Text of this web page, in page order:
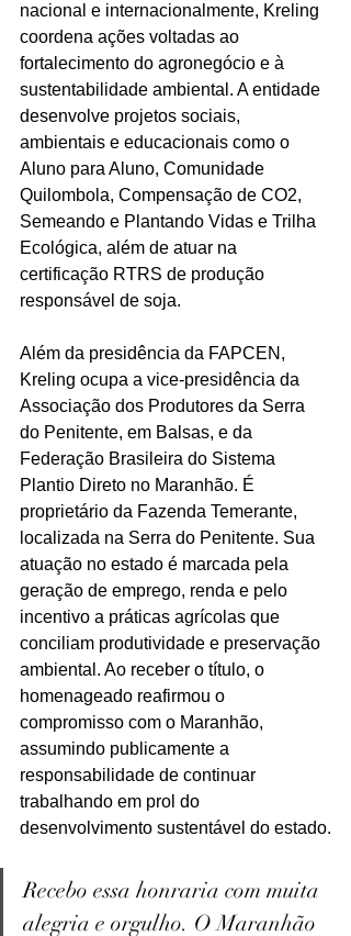
nacional e internacionalmente, Kreling
coordena ações voltadas ao
fortalecimento do agronegócio e à
sustentabilidade ambiental. A entidade
desenvolve projetos sociais,
ambientais e educacionais como o
Aluno para Aluno, Comunidade
Quilombola, Compensação de CO2,
Semeando e Plantando Vidas e Trilha
Ecológica, além de atuar na
certificação RTRS de produção
responsável de soja.
Além da presidência da FAPCEN,
Kreling ocupa a vice-presidência da
Associação dos Produtores da Serra
do Penitente, em Balsas, e da
Federação Brasileira do Sistema
Plantio Direto no Maranhão. É
proprietário da Fazenda Temerante,
localizada na Serra do Penitente. Sua
atuação no estado é marcada pela
geração de emprego, renda e pelo
incentivo a práticas agrícolas que
conciliam produtividade e preservação
ambiental. Ao receber o título, o
homenageado reafirmou o
compromisso com o Maranhão,
assumindo publicamente a
responsabilidade de continuar
trabalhando em prol do
desenvolvimento sustentável do estado.
Recebo essa honraria com muita
alegria e orgulho. O Maranhão